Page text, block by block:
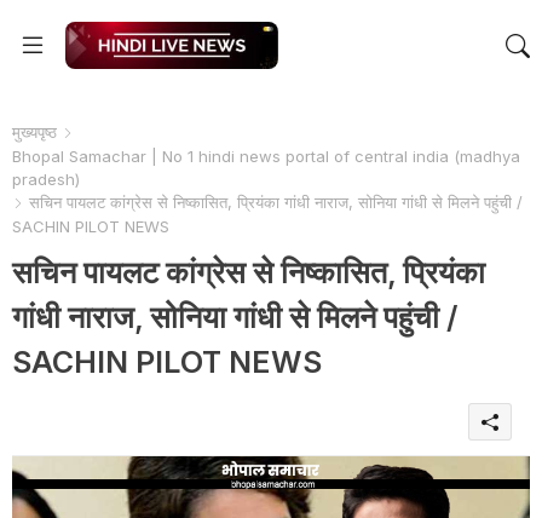
मुख्यपृष्ठ
Bhopal Samachar | No 1 hindi news portal of central india (madhya
pradesh)
सचिन पायलट कांग्रेस से निष्कासित, प्रियंका गांधी नाराज, सोनिया गांधी से मिलने पहुंची /
SACHIN PILOT NEWS
सचिन पायलट कांग्रेस से निष्कासित, प्रियंका
गांधी नाराज, सोनिया गांधी से मिलने पहुंची /
SACHIN PILOT NEWS